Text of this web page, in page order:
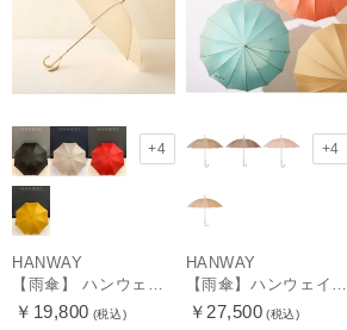
+4
HANWAY
【雨傘】 ハンウェイ （HANWAY） Couturier クチュリエ 長傘 日本製
￥19,800 (税込)
+4
HANWAY
【雨傘】ハンウェイ （HANWAY ）真田耳（サナダミミ）長傘 日本製 カーボン骨
￥27,500 (税込)